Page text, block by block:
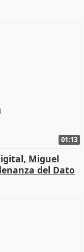
01:13
Miguel
del Dato